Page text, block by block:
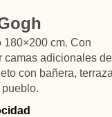
180×200 cm. Con
camas adicionales de
con bañera, terraza